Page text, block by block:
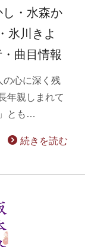
・水森か
氷川きよ
曲目情報
心に深く残
年親しまれて
とも…
続きを読む